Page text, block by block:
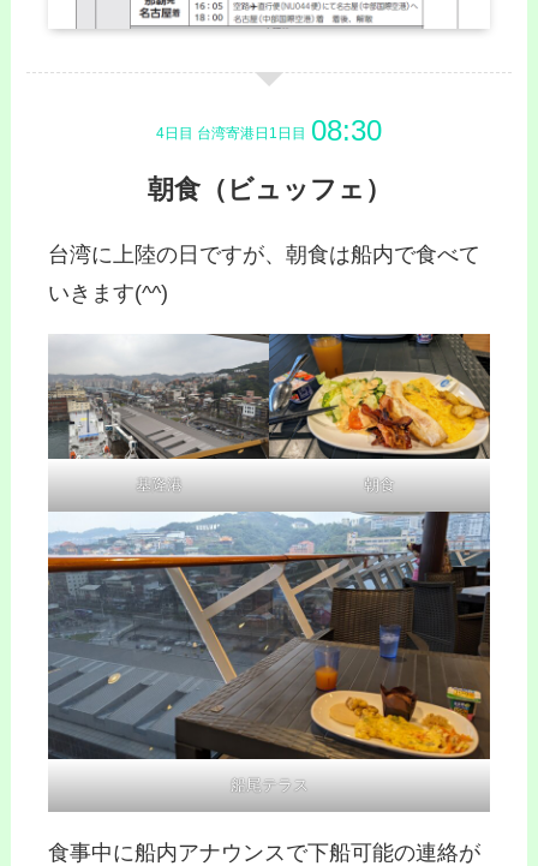
4日目 台湾寄港日1日目
朝食（ビュッフェ）
台湾に上陸の日ですが、朝食は船内で食べて
いきます(^^)
基隆港 朝食
船尾テラス
食事中に船内アナウンスで下船可能の連絡が